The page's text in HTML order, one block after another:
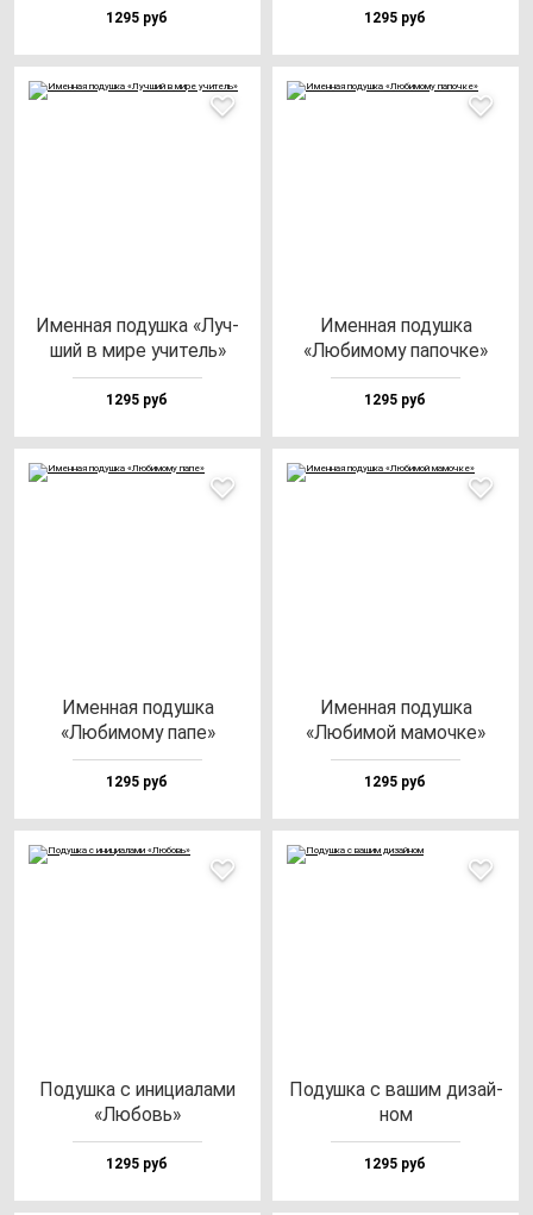
1295 руб 1295 руб
Имен­ная по­душ­ка «Луч­
ший в ми­ре учи­тель»
1295 руб
Имен­ная по­душ­ка
«Люби­мо­му па­поч­ке»
1295 руб
Имен­ная по­душ­ка
«Люби­мо­му па­пе»
1295 руб
Имен­ная по­душ­ка
«Люби­мой ма­моч­ке»
1295 руб
Подуш­ка с ини­ци­ала­ми
«Любовь»
1295 руб
Подуш­ка с ва­шим ди­зай­
ном
1295 руб